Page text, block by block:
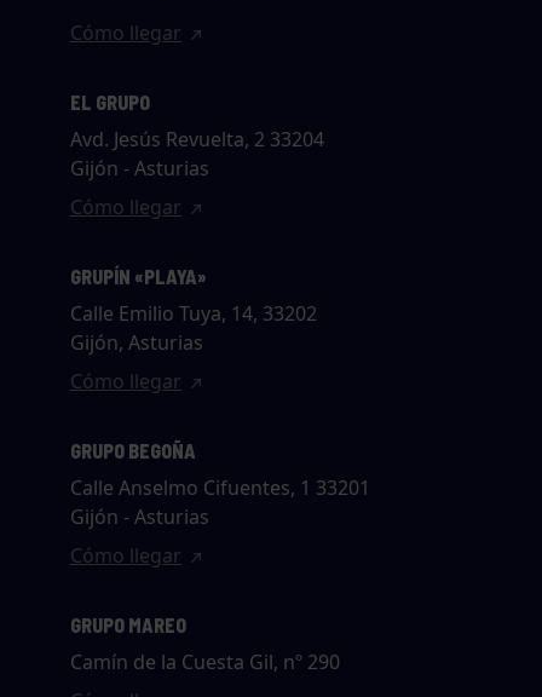
Cómo llegar
EL GRUPO
Avd. Jesús Revuelta, 2 33204
Gijón - Asturias
Cómo llegar
GRUPÍN «PLAYA»
Calle Emilio Tuya, 14, 33202
Gijón, Asturias
Cómo llegar
GRUPO BEGOÑA
Calle Anselmo Cifuentes, 1 33201
Gijón - Asturias
Cómo llegar
GRUPO MAREO
Camín de la Cuesta Gil, nº 290